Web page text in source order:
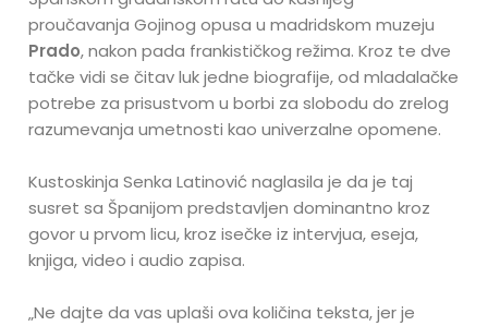
proučavanja Gojinog opusa u madridskom muzeju
Prado, nakon pada frankističkog režima. Kroz te dve
tačke vidi se čitav luk jedne biografije, od mladalačke
potrebe za prisustvom u borbi za slobodu do zrelog
razumevanja umetnosti kao univerzalne opomene.
Kustoskinja Senka Latinović naglasila je da je taj
susret sa Španijom predstavljen dominantno kroz
govor u prvom licu, kroz isečke iz intervjua, eseja,
knjiga, video i audio zapisa.
„Ne dajte da vas uplaši ova količina teksta, jer je